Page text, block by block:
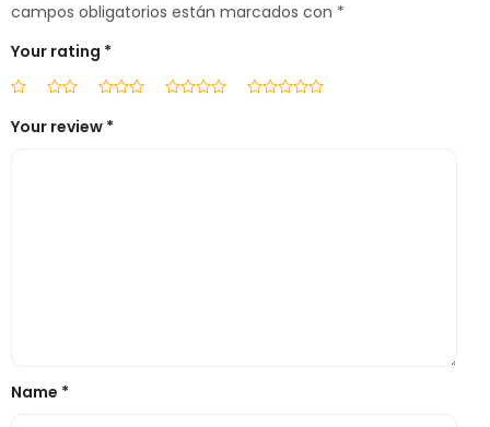
campos obligatorios están marcados con *
Your rating *
Your review *
Name *